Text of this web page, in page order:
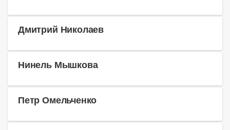
Дмитрий Николаев
Нинель Мышкова
Петр Омельченко